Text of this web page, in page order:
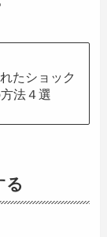
たショック
法４選
る